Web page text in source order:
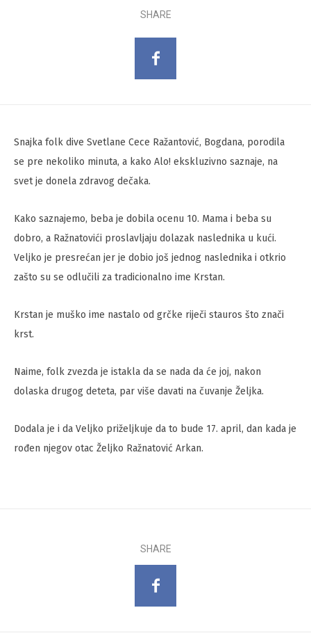
SHARE
Snajka folk dive Svetlane Cece Ražantović, Bogdana, porodila
se pre nekoliko minuta, a kako Alo! ekskluzivno saznaje, na
svet je donela zdravog dečaka.
Kako saznajemo, beba je dobila ocenu 10. Mama i beba su
dobro, a Ražnatovići proslavljaju dolazak naslednika u kući.
Veljko je presrećan jer je dobio još jednog naslednika i otkrio
zašto su se odlučili za tradicionalno ime Krstan.
Krstan je muško ime nastalo od grčke riječi stauros što znači
krst.
Naime, folk zvezda je istakla da se nada da će joj, nakon
dolaska drugog deteta, par više davati na čuvanje Željka.
Dodala je i da Veljko priželjkuje da to bude 17. april, dan kada je
rođen njegov otac Željko Ražnatović Arkan.
SHARE